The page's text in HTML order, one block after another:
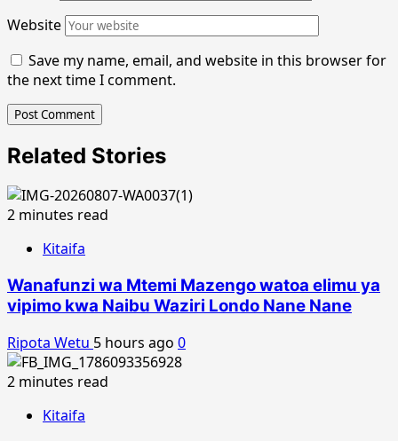
Website
Save my name, email, and website in this browser for
the next time I comment.
Related Stories
2 minutes read
Kitaifa
Wanafunzi wa Mtemi Mazengo watoa elimu ya
vipimo kwa Naibu Waziri Londo Nane Nane
Ripota Wetu 5 hours ago 0
2 minutes read
Kitaifa